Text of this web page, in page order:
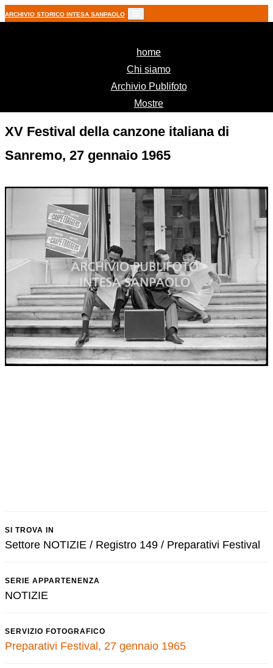
ARCHIVIO STORICO INTESA SANPAOLO
home(current)
Chi siamo
Archivio Publifoto
Mostre
XV Festival della canzone italiana di
Sanremo, 27 gennaio 1965
SI TROVA IN
Settore NOTIZIE / Registro 149 / Preparativi Festival
SERIE APPARTENENZA
NOTIZIE
SERVIZIO FOTOGRAFICO
Preparativi Festival, 27 gennaio 1965